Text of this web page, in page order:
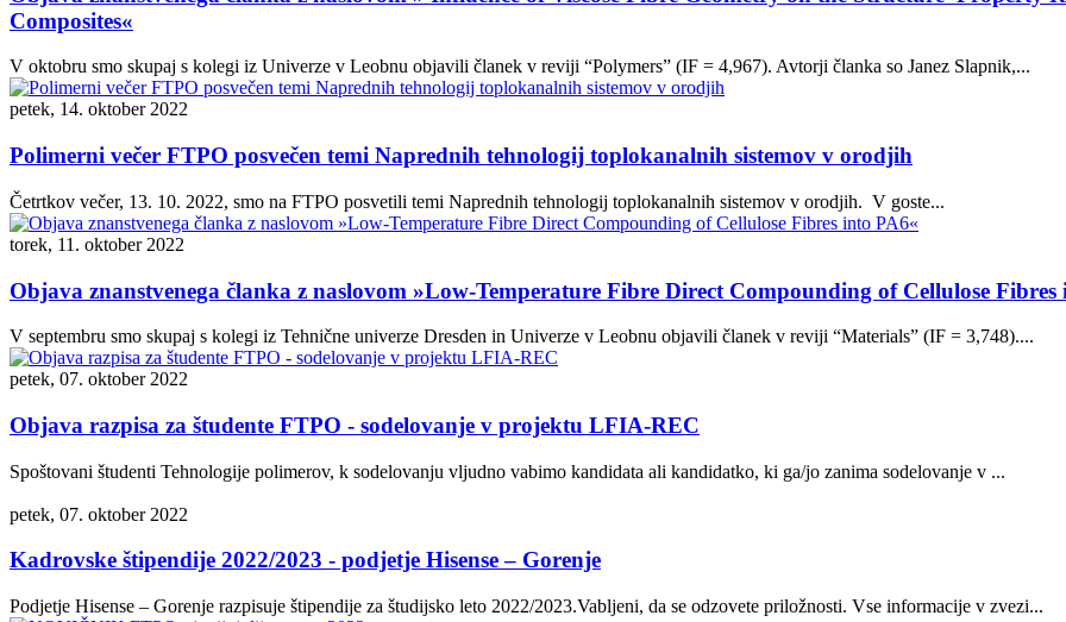
Composites«
V oktobru smo skupaj s kolegi iz Univerze v Leobnu objavili članek v reviji “Polymers” (IF = 4,967). Avtorji članka so Janez Slapnik,...
petek, 14. oktober 2022
Polimerni večer FTPO posvečen temi Naprednih tehnologij toplokanalnih sistemov v orodjih
Četrtkov večer, 13. 10. 2022, smo na FTPO posvetili temi Naprednih tehnologij toplokanalnih sistemov v orodjih. V goste...
torek, 11. oktober 2022
Objava znanstvenega članka z naslovom »Low-Temperature Fibre Direct Compounding of Cellulose Fibres
V septembru smo skupaj s kolegi iz Tehnične univerze Dresden in Univerze v Leobnu objavili članek v reviji “Materials” (IF = 3,748)....
petek, 07. oktober 2022
Objava razpisa za študente FTPO - sodelovanje v projektu LFIA-REC
Spoštovani študenti Tehnologije polimerov, k sodelovanju vljudno vabimo kandidata ali kandidatko, ki ga/jo zanima sodelovanje v ...
petek, 07. oktober 2022
Kadrovske štipendije 2022/2023 - podjetje Hisense – Gorenje
Podjetje Hisense – Gorenje razpisuje štipendije za študijsko leto 2022/2023.Vabljeni, da se odzovete priložnosti. Vse informacije v zvezi...